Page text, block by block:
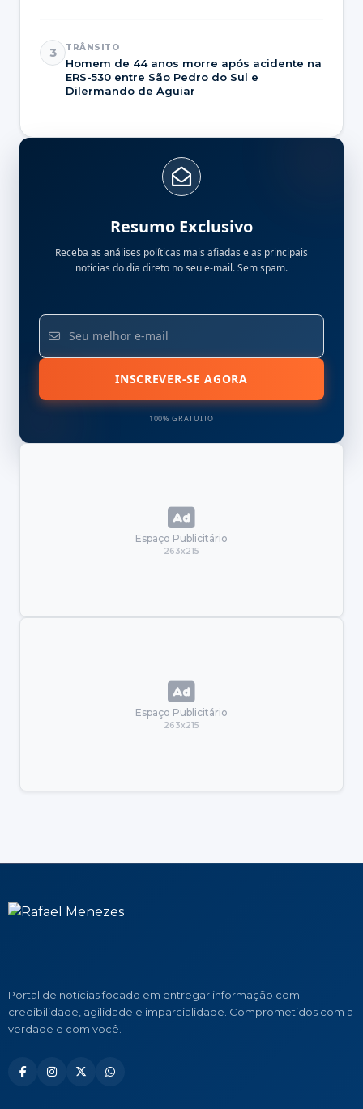
3 TRÂNSITO
Homem de 44 anos morre após acidente na
ERS-530 entre São Pedro do Sul e
Dilermando de Aguiar
Resumo Exclusivo
Receba as análises políticas mais afiadas e as principais
notícias do dia direto no seu e-mail. Sem spam.
INSCREVER-SE AGORA
100% GRATUITO
Espaço Publicitário
263x215
Espaço Publicitário
263x215
Portal de notícias focado em entregar informação com
credibilidade, agilidade e imparcialidade. Comprometidos com a
verdade e com você.